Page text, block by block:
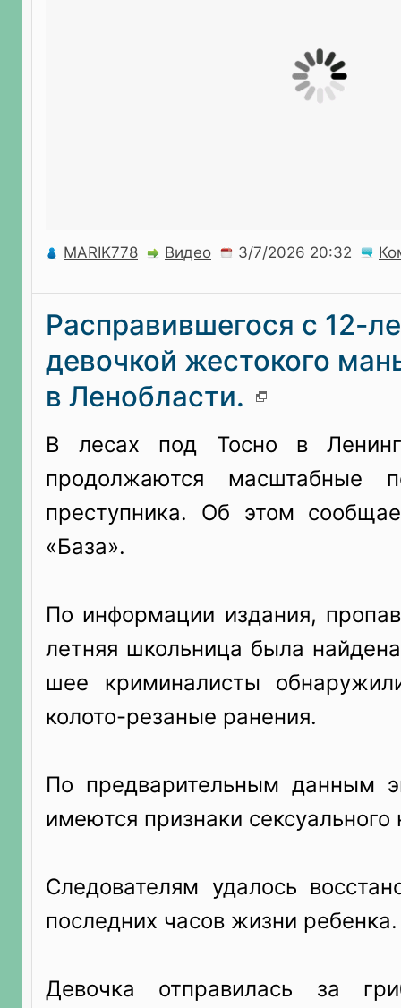
MARIK778 Видео
Расправившегося с 12-
девочкой жестокого
в Ленобласти.
В лесах под Тосно в
продолжаются масштабные
преступника. Об этом
«База».
По информации издания,
летняя школьница была
шее криминалисты
колото-резаные ранения.
По предварительным данным
имеются признаки сексуального
Следователям удалось
последних часов жизни ребенка.
Девочка отправилась за